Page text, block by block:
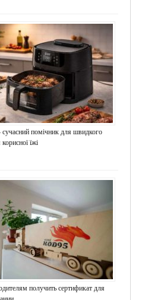
помічник для швидкого
їжі
получить сертификат для